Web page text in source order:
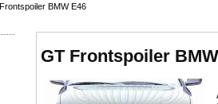
BMW E46
GT Frontspoiler